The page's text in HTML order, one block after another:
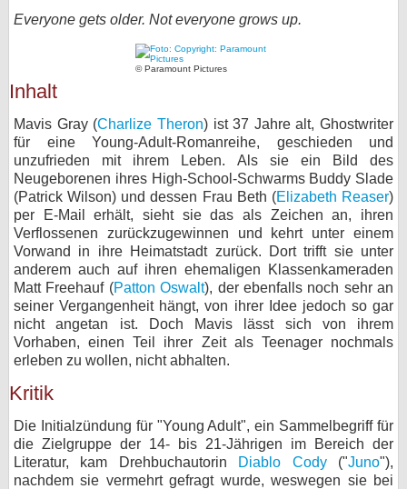
Everyone gets older. Not everyone grows up.
© Paramount Pictures
Inhalt
Mavis Gray (Charlize Theron) ist 37 Jahre alt, Ghostwriter
für eine Young-Adult-Romanreihe, geschieden und
unzufrieden mit ihrem Leben. Als sie ein Bild des
Neugeborenen ihres High-School-Schwarms Buddy Slade
(Patrick Wilson) und dessen Frau Beth (Elizabeth Reaser)
per E-Mail erhält, sieht sie das als Zeichen an, ihren
Verflossenen zurückzugewinnen und kehrt unter einem
Vorwand in ihre Heimatstadt zurück. Dort trifft sie unter
anderem auch auf ihren ehemaligen Klassenkameraden
Matt Freehauf (Patton Oswalt), der ebenfalls noch sehr an
seiner Vergangenheit hängt, von ihrer Idee jedoch so gar
nicht angetan ist. Doch Mavis lässt sich von ihrem
Vorhaben, einen Teil ihrer Zeit als Teenager nochmals
erleben zu wollen, nicht abhalten.
Kritik
Die Initialzündung für "Young Adult", ein Sammelbegriff für
die Zielgruppe der 14- bis 21-Jährigen im Bereich der
Literatur, kam Drehbuchautorin
Diablo Cody("Juno"),
nachdem sie vermehrt gefragt wurde, weswegen sie bei
Forum
bei X
Kontakt
Nutzungsbedingungen
Datenschutz
Cookie-Einstellungen
Impressum
Desktop-Ansicht
myFanbase